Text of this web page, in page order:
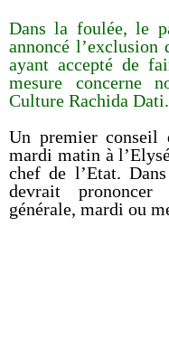
Dans la foulée, le
annoncé l’exclusion
ayant accepté de
mesure concerne
Culture Rachida Dati.
Un premier conseil
mardi matin à
chef de l’Etat.
devrait
générale, mardi ou